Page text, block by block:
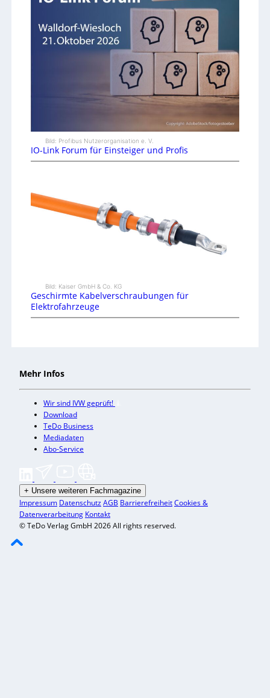
Bild: Profibus Nutzerorganisation e. V.
IO-Link Forum für Einsteiger und Profis
Bild: Kaiser GmbH & Co. KG
Geschirmte Kabelverschraubungen für
Elektrofahrzeuge
Mehr Infos
Wir sind IVW geprüft!
Download
TeDo Business
Mediadaten
Abo-Service
+ Unsere weiteren Fachmagazine
Impressum DatenschutzAGB BarrierefreiheitCookies &
Datenverarbeitung Kontakt
© TeDo Verlag GmbH 2026 All rights reserved.